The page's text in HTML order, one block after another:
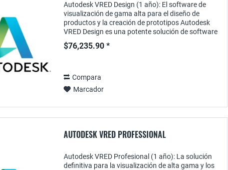
Autodesk VRED Design (1 año): El software de
visualización de gama alta para el diseño de
productos y la creación de prototipos Autodesk
VRED Design es una potente solución de software
para la creación de visualizaciones fotorrealistas
y...
$76,235.90 *
Compara
Marcador
AUTODESK VRED PROFESSIONAL
Autodesk VRED Profesional (1 año): La solución
definitiva para la visualización de alta gama y los